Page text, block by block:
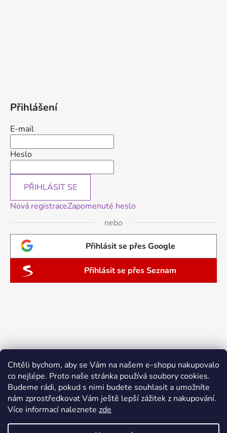
Chtěli bychom, aby se Vám na našem e-shopu nakupovalo
co nejlépe. Proto naše stránka používá soubory cookies.
Budeme rádi, pokud s nimi budete souhlasit a umožníte
nám zprostředkovat Vám ještě lepší zážitek z nakupování.
Více informací naleznete zde
Přihlášení
E-mail
Heslo
PŘIHLÁSIT SE
Nová registraceZapomenuté heslo
nebo
Přihlásit se přes Google
Přihlásit se přes Seznam